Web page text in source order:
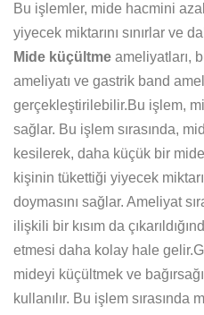
Bu işlemler, mide hacmini
yiyecek miktarını sınırlar ve
Mide küçültme ameliyatları,
ameliyatı ve gastrik band
gerçekleştirilebilir.Bu işlem,
sağlar. Bu işlem sırasında,
kesilerek, daha küçük bir
kişinin tükettiği yiyecek
doymasını sağlar. Ameliyat
ilişkili bir kısım da
etmesi daha kolay hale
mideyi küçültmek ve
kullanılır. Bu işlem